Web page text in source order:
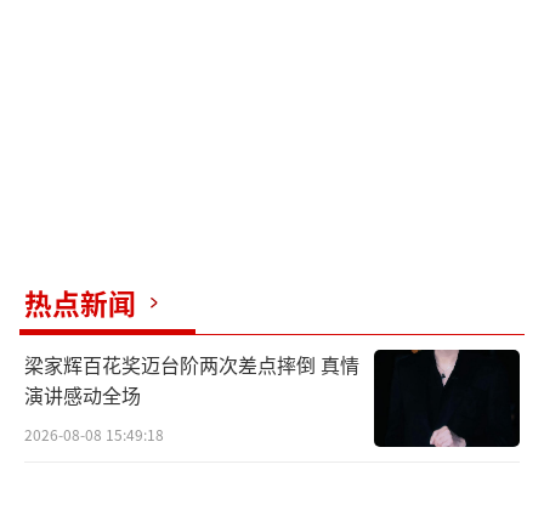
热点新闻
梁家辉百花奖迈台阶两次差点摔倒 真情
演讲感动全场
2026-08-08 15:49:18